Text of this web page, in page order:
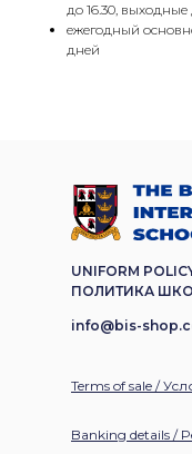
до 16.30,
ежегодный
дней
Terms of sale /
Banking details /
UNIFORM
ПОЛИТИКА
info@bis-